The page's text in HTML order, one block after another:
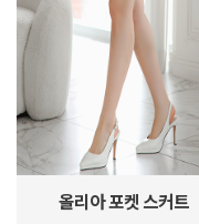
올리아 포켓 스커트